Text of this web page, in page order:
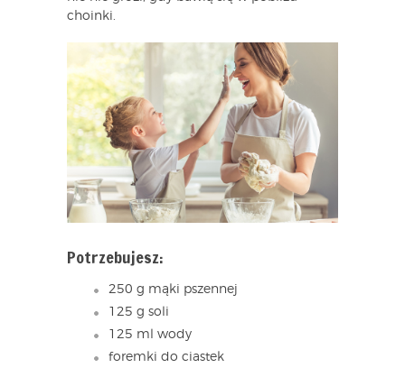
choinki.
Potrzebujesz:
250 g mąki pszennej
125 g soli
125 ml wody
foremki do ciastek